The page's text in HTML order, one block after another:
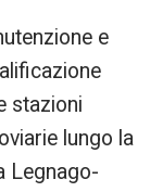
e
stazioni
lungo la
Legnago-